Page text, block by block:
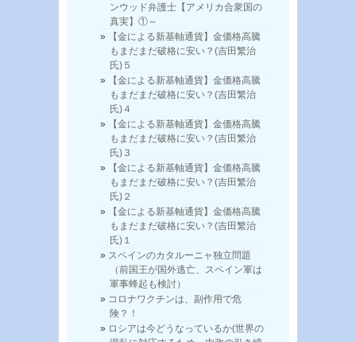
ンウッド弁護士【アメリカ合衆国の
真実】①～
【金による新基軸通貨】金価格高騰
もまだまだ破格に安い？(吉田繁治
氏)５
【金による新基軸通貨】金価格高騰
もまだまだ破格に安い？(吉田繁治
氏)４
【金による新基軸通貨】金価格高騰
もまだまだ破格に安い？(吉田繁治
氏)３
【金による新基軸通貨】金価格高騰
もまだまだ破格に安い？(吉田繁治
氏)２
【金による新基軸通貨】金価格高騰
もまだまだ破格に安い？(吉田繁治
氏)１
スペインのカタルーニャ独立問題
（前国王が国外逃亡、スペイン軍は
軍事蜂起も検討）
コロナワクチンは、副作用で危
険？！
ロシアは今どうなっているか(世界の